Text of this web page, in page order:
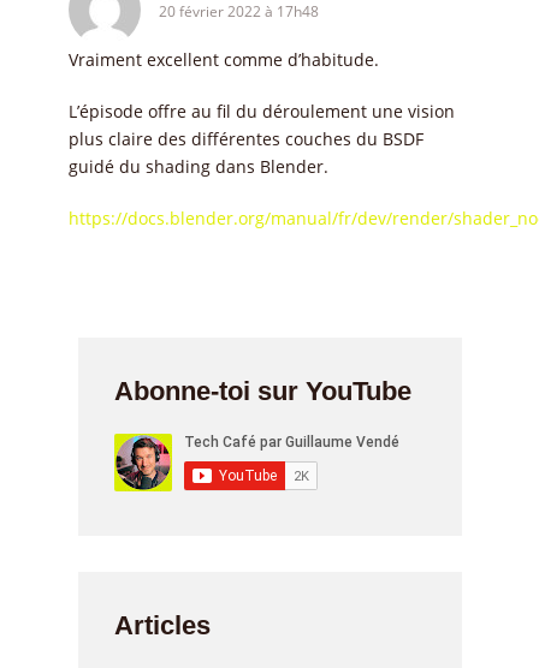
20 février 2022 à 17h48
Vraiment excellent comme d’habitude.
L’épisode offre au fil du déroulement une vision
plus claire des différentes couches du BSDF
guidé du shading dans Blender.
https://docs.blender.org/manual/fr/dev/render/
Abonne-toi sur YouTube
Articles